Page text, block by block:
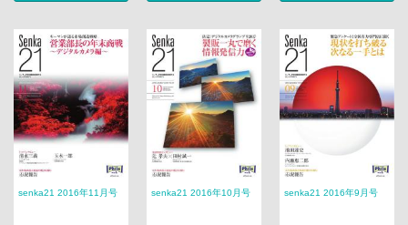
senka21 2016年11月号 senka21 2016年10月号 senka21 2016年9月号